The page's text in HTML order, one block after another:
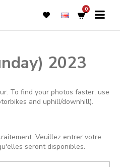
0
2023
To find your photos faster, use
and uphill/downhill).
Veuillez entrer votre
seront disponibles.